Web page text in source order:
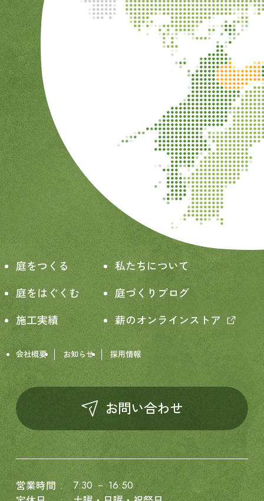
庭をつくる
私たちについて
庭をはぐくむ
庭づくりブログ
施工実績
薪のオンラインストア
会社概要 お知らせ 採用情報
お問い合わせ
営業時間
7:30 － 16:50